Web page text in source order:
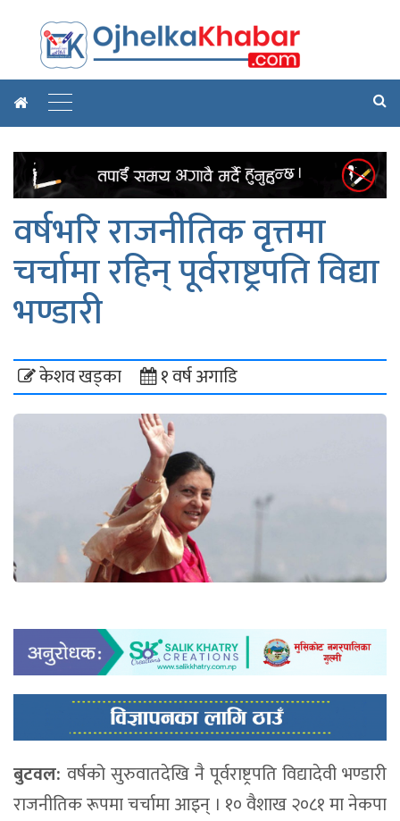
वर्षभरि राजनीतिक वृत्तमा
चर्चामा रहिन् पूर्वराष्ट्रपति विद्या
भण्डारी
केशव खड्का १ वर्ष अगाडि
बुटवल: वर्षको सुरुवातदेखि नै पूर्वराष्ट्रपति विद्यादेवी भण्डारी
राजनीतिक रूपमा चर्चामा आइन् । १० वैशाख २०८१ मा नेकपा